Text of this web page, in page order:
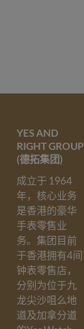
YES AND
RIGHT GROUP
(德拓集团)
成立于 1964
年，核心业务
是香港的豪华
手表零售业
务。集团目前
于香港拥有4间
钟表零售店，
分别为位于九
龙尖沙咀么地
道及加拿分道